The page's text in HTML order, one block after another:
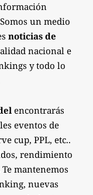
un medio
noticias de
nacional e
y todo lo
encontrarás
eventos de
cup, PPL, etc..
rendimiento
mantenemos
nuevas